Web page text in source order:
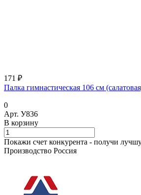
171 ₽
Палка гимнастическая 106 см
0
Арт. У836
В корзину
Покажи счет конкурента - получи
Производство Россия